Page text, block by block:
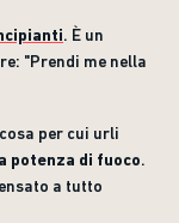
. È un
"Prendi me nella
per cui urli
potenza di fuoco.
a tutto